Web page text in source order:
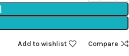
Compare
Add to wishlist